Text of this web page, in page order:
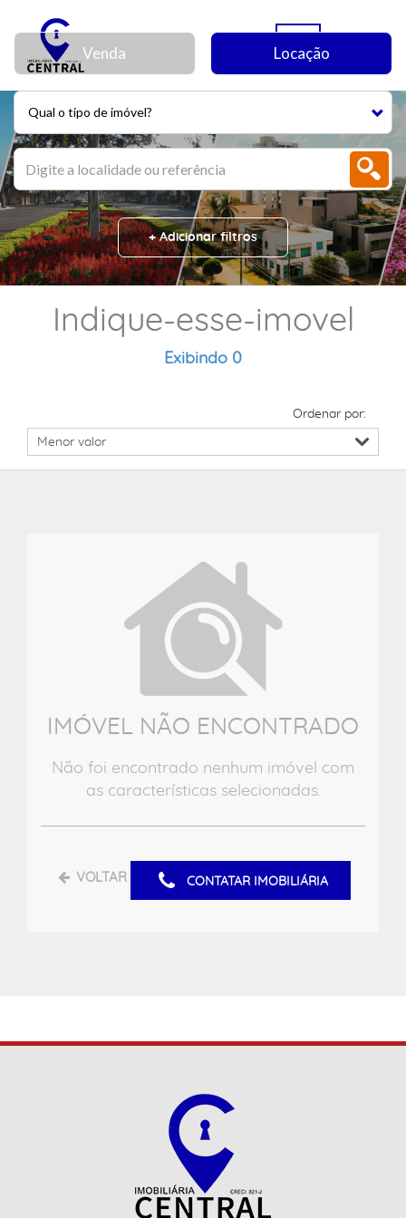
Qual o tipo de imóvel?
Venda Locação
+ Adicionar filtros
Indique-esse-imovel
Exibindo 0
Ordenar por:
IMÓVEL NÃO ENCONTRADO
Não foi encontrado nenhum imóvel com
as características selecionadas.
VOLTAR CONTATAR IMOBILIÁRIA